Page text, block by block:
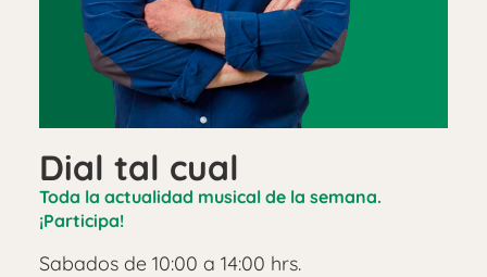
Dial tal cual
Toda la actualidad musical de la semana.
¡Participa!
Sabados de 10:00 a 14:00 hrs.